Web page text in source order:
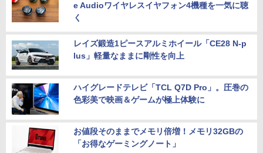
e Audioワイヤレスイヤフォン4機種を一気に聴
く
レイズ鍛造1ピースアルミホイール「CE28 N-p
lus」軽量なままに剛性を向上
ハイグレードテレビ「TCL Q7D Pro」。圧巻の
色彩美で映画＆ゲームが極上体験に
お値段そのままでメモリ倍増！メモリ32GBの
「お得なゲーミングノート」